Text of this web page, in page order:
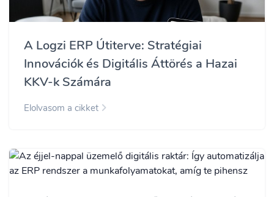
A Logzi ERP Útiterve: Stratégiai
Innovációk és Digitális Áttörés a Hazai
KKV-k Számára
Elolvasom a cikket